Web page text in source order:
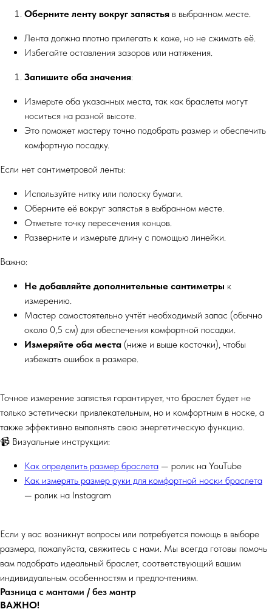
Оберните ленту вокруг запястья в выбранном месте.
Лента должна плотно прилегать к коже, но не сжимать её.
Избегайте оставления зазоров или натяжения.
Запишите оба значения:
Измерьте оба указанных места, так как браслеты могут
носиться на разной высоте.
Это поможет мастеру точно подобрать размер и обеспечить
комфортную посадку.
Если нет сантиметровой ленты:
Используйте нитку или полоску бумаги.
Оберните её вокруг запястья в выбранном месте.
Отметьте точку пересечения концов.
Разверните и измерьте длину с помощью линейки.
Важно:
Не добавляйте дополнительные сантиметры к
измерению.
Мастер самостоятельно учтёт необходимый запас (обычно
около 0,5 см) для обеспечения комфортной посадки.
Измеряйте оба места (ниже и выше косточки), чтобы
избежать ошибок в размере.
Точное измерение запястья гарантирует, что браслет будет не
только эстетически привлекательным, но и комфортным в носке, а
также эффективно выполнять свою энергетическую функцию.
📹 Визуальные инструкции:
Как определить размер браслета — ролик на YouTube
Как измерять размер руки для комфортной носки браслета
— ролик на Instagram
Если у вас возникнут вопросы или потребуется помощь в выборе
размера, пожалуйста, свяжитесь с нами. Мы всегда готовы помочь
вам подобрать идеальный браслет, соответствующий вашим
индивидуальным особенностям и предпочтениям.
Разница с мантами / без мантр
ВАЖНО!